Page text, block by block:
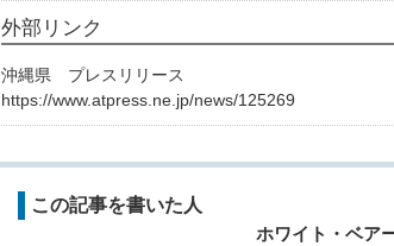
外部リンク
沖縄県 プレスリリース
https://www.atpress.ne.jp/news/125269
この記事を書いた人
ホワイト・ベア